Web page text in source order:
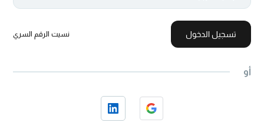
تسجيل الدخول نسيت الرقم السري
أو